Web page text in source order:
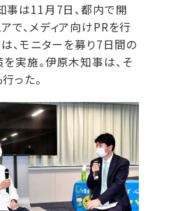
は11月7日、都内で開
で、メディア向けPRを行
は、モニターを募り7日間の
実施。伊原木知事は、そ
った。